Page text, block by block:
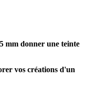
mm donner une teinte
vos créations d'un